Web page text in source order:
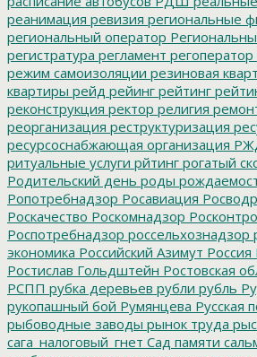
реанимация ревизия региональные
региональный оператор
регистратура регламент регоператор
режим самоизоляции резиновая
квартиры рейд рейинг рейтинг
реконструкция ректор религия
реорганизация реструктуризация
ресурсоснабжающая организация
ритуальные услуги рйтинг рогатый
Родительский день роды
Ропотребнадзор Росавиация
Роскачество Роскомнадзор
Роспотребнадзор россельхознадзор
экономика Российский Азимут Россия
Ростислав Гольдштейн Ростовская
РСПП рубка деревьев рубли рубль
рукопашный бой Румянцева Русская
рыбоводные заводы рынок труда
сага_налоговый_гнет Сад памяти